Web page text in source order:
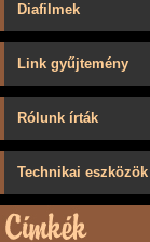
Diafilmek
Link gyűjtemény
Rólunk írták
Technikai eszközök